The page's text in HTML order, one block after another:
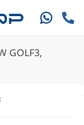
GOLF3,